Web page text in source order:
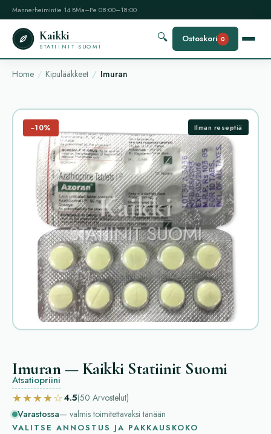
Mannerheimintie 14 BMa–Pe 08:00–18:00
Kaikki
STATIINIT SUOMI
🔍 Ostoskori 0
Home Kipulääkkeet Imuran
−10% Ilman reseptiä
Imuran — Kaikki Statiinit Suomi
Atsatiopriini
★★★★☆4.5(50 Arvostelut)
Varastossa— valmis toimitettavaksi tänään
VALITSE ANNOSTUS JA PAKKAUSKOKO